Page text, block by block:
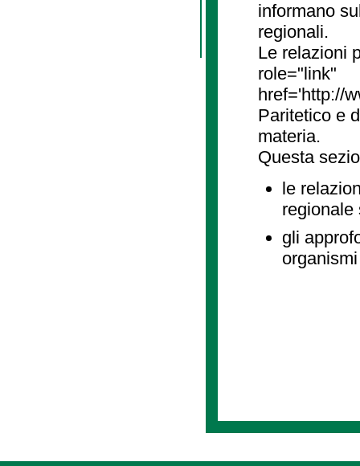
informano
regionali.
Le relazioni
role="link"
href='http://
Paritetico e
materia.
Questa
le
regionale
gli